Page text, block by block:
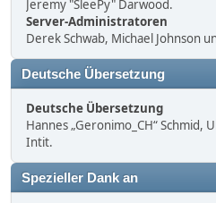
Jeremy "SleePy" Darwood.
Server-Administratoren
Derek Schwab, Michael Johnson
Deutsche Übersetzung
Deutsche Übersetzung
Hannes „Geronimo_CH“ Schmid,
Intit.
Spezieller Dank an